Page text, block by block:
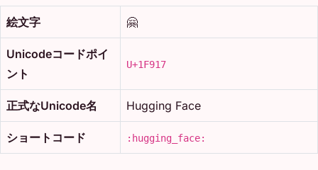
絵文字 🤗
Unicodeコードポイ
ント
U+1F917
正式なUnicode名 Hugging Face
ショートコード :hugging_face: